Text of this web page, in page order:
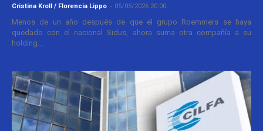
Cristina Kroll / Florencia Lippo - 05/05/2026 20:00
Menos de un año después de que el grupo Roemmers se haya
quedado con el nacional Sidus, ahora suma otra compañía a su
holding....